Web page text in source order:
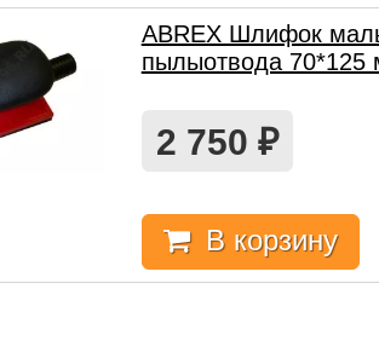
ABREX Шлифок
пылыотвода 70*125
2 750 ₽
В корзину